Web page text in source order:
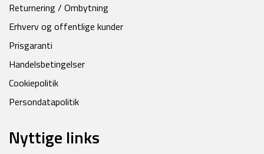
Returnering / Ombytning
Erhverv og offentlige kunder
Prisgaranti
Handelsbetingelser
Cookiepolitik
Persondatapolitik
Nyttige links